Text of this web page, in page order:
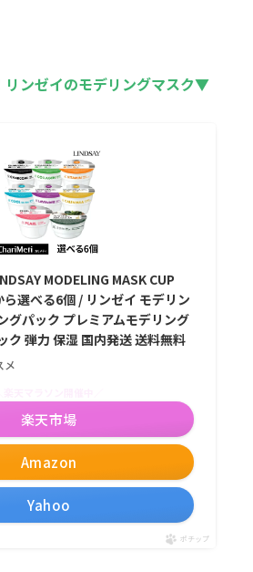
ンゼイのモデリングマスク▼
MODELING MASK CUP
ら選べる6個 / リンゼイ モデリン
グパック プレミアムモデリング
ク 弾力 保湿 国内発送 送料無料
メ
Amazon
楽天市場
Yahoo
ポチップ